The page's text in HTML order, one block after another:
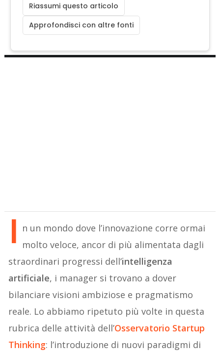
Riassumi questo articolo
Approfondisci con altre fonti
I n un mondo dove l’innovazione corre ormai
molto veloce, ancor di più alimentata dagli
straordinari progressi dell’intelligenza
artificiale, i manager si trovano a dover
bilanciare visioni ambiziose e pragmatismo
reale. Lo abbiamo ripetuto più volte in questa
rubrica delle attività dell’Osservatorio Startup
Thinking: l’introduzione di nuovi paradigmi di